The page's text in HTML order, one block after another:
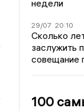
недели
29/07 20:10
Сколько
заслужить
совещание
100